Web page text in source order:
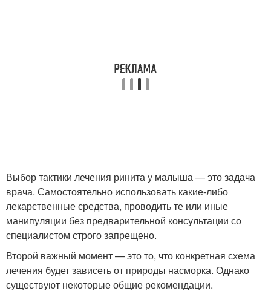
Выбор тактики лечения ринита у малыша — это задача
врача. Самостоятельно использовать какие-либо
лекарственные средства, проводить те или иные
манипуляции без предварительной консультации со
специалистом строго запрещено.
Второй важный момент — это то, что конкретная схема
лечения будет зависеть от природы насморка. Однако
существуют некоторые общие рекомендации.